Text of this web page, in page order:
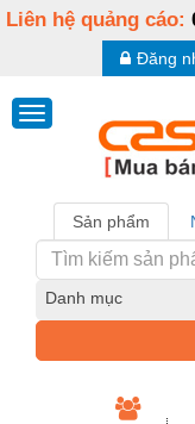
Liên hệ quảng cáo:
Đăng
Sản phẩm
Danh mục